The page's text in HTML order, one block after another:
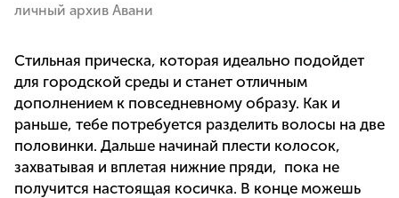
личный архив Авани
Стильная прическа, которая идеально подойдет
для городской среды и станет отличным
дополнением к повседневному образу. Как и
раньше, тебе потребуется разделить волосы на две
половинки. Дальше начинай плести колосок,
захватывая и вплетая нижние пряди, пока не
получится настоящая косичка. В конце можешь